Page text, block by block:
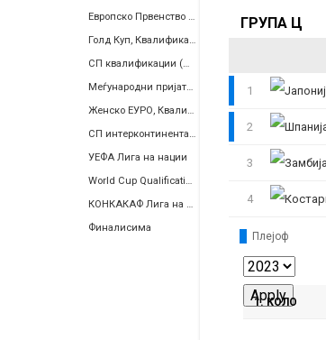
ГРУПА Ц
1
2
3
4
Плејоф
1. КОЛО
Европско Првенство (Ж)
Голд Куп, Квалификации
СП квалификации (Ж), Европа
Меѓународни пријателски
Женско ЕУРО, Квалификации
СП интерконтинентален плеј-оф
УЕФА Лига на нации
World Cup Qualification, Women, Inter-Confederation Playoffs
КОНКАКАФ Лига на Нации
Финалисима